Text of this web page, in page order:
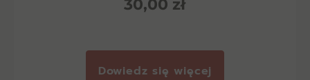
30,00 zł
Dowiedz się więcej